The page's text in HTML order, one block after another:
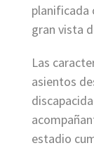
planificada
gran vista
Las
asientos
estadio